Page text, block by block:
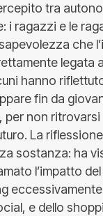
tra
i ragazzi e le
che
legata
hanno
fin da
per non
La
sostanza: ha
l’impatto
e dello